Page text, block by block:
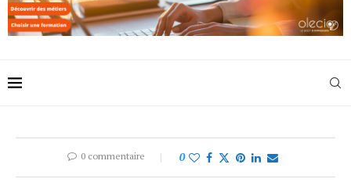
0 commentaire 0